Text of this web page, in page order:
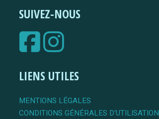
SUIVEZ-NOUS
LIENS UTILES
MENTIONS LÉGALES
CONDITIONS GÉNÉRALES D'UTILISATION